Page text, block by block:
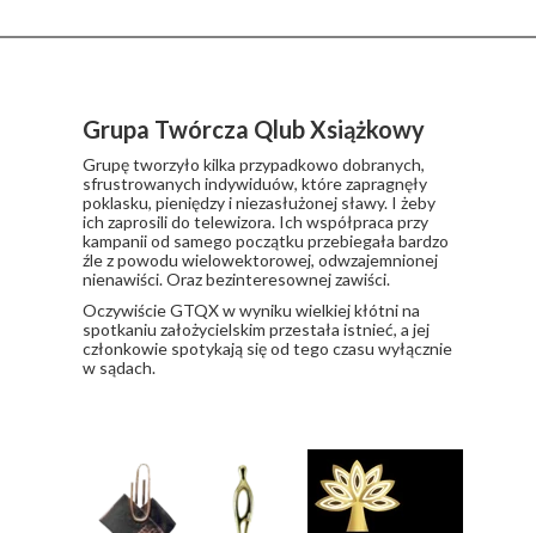
Grupa Twórcza Qlub Xsiążkowy
Grupę tworzyło kilka przypadkowo dobranych,
sfrustrowanych indywiduów, które zapragnęły
poklasku, pieniędzy i niezasłużonej sławy. I żeby
ich zaprosili do telewizora. Ich współpraca przy
kampanii od samego początku przebiegała bardzo
źle z powodu wielowektorowej, odwzajemnionej
nienawiści. Oraz bezinteresownej zawiści.
​Oczywiście GTQX w wyniku wielkiej kłótni na
spotkaniu założycielskim przestała istnieć, a jej
członkowie spotykają się od tego czasu wyłącznie
w sądach.